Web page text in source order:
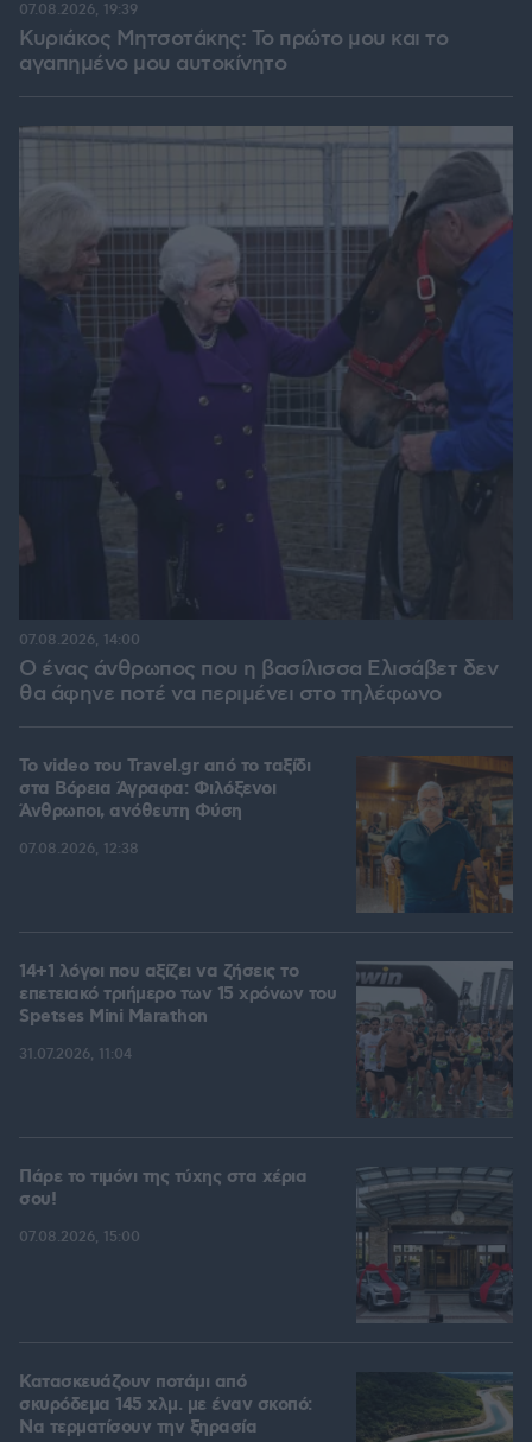
Κυριάκος Μητσοτάκης: Το πρώτο μου και το
αγαπημένο μου αυτοκίνητο
07.08.2026, 19:39
Ο ένας άνθρωπος που η βασίλισσα Ελισάβετ δεν
θα άφηνε ποτέ να περιμένει στο τηλέφωνο
07.08.2026, 14:00
To video του Travel.gr από το ταξίδι
στα Βόρεια Άγραφα: Φιλόξενοι
Άνθρωποι, ανόθευτη Φύση
07.08.2026, 12:38
14+1 λόγοι που αξίζει να ζήσεις το
επετειακό τριήμερο των 15 χρόνων του
Spetses Mini Marathon
31.07.2026, 11:04
Πάρε το τιμόνι της τύχης στα χέρια
σου!
07.08.2026, 15:00
Κατασκευάζουν ποτάμι από
σκυρόδεμα 145 χλμ. με έναν σκοπό:
Να τερματίσουν την ξηρασία